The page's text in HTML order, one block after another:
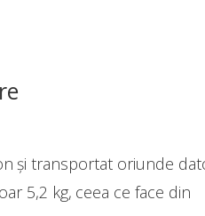
și transportat oriunde
5,2 kg, ceea ce face din